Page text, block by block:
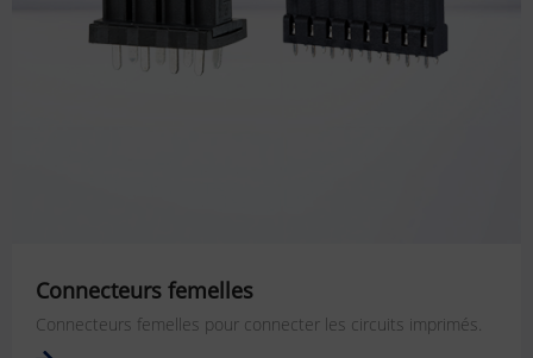
Connecteurs femelles
Connecteurs femelles pour connecter les circuits imprimés.